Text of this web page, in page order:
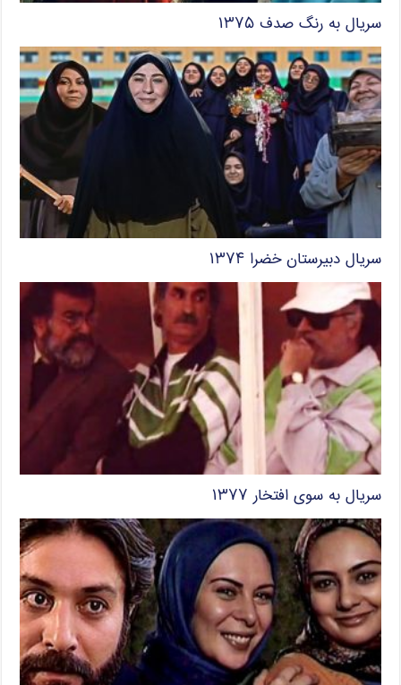
سریال به رنگ صدف ۱۳۷۵
سریال دبیرستان خضرا ۱۳۷۴
سریال به سوی افتخار ۱۳۷۷